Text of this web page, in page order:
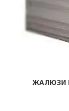
ЖАЛЮЗИ